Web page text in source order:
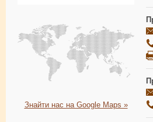
Знайти нас на Google Maps »